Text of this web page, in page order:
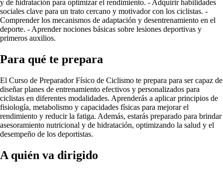
y de hidratación para optimizar el rendimiento. - Adquirir habilidades
sociales clave para un trato cercano y motivador con los ciclistas. -
Comprender los mecanismos de adaptación y desentrenamiento en el
deporte. - Aprender nociones básicas sobre lesiones deportivas y
primeros auxilios.
Para qué te prepara
El Curso de Preparador Físico de Ciclismo te prepara para ser capaz de
diseñar planes de entrenamiento efectivos y personalizados para
ciclistas en diferentes modalidades. Aprenderás a aplicar principios de
fisiología, metabolismo y capacidades físicas para mejorar el
rendimiento y reducir la fatiga. Además, estarás preparado para brindar
asesoramiento nutricional y de hidratación, optimizando la salud y el
desempeño de los deportistas.
A quién va dirigido